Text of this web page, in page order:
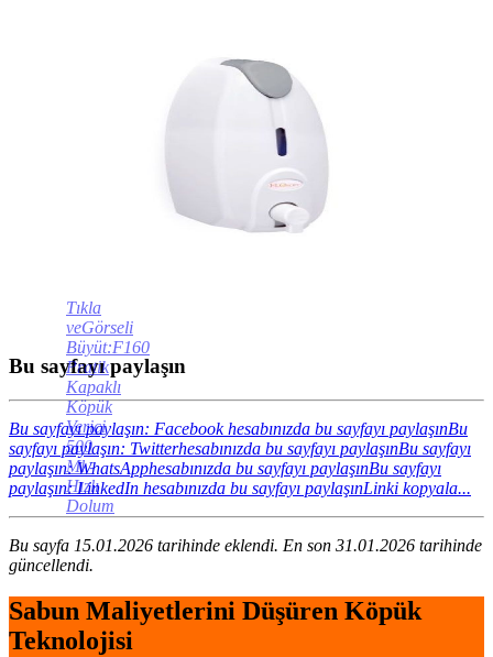
Tıkla
veGörseli
Büyüt:F160
Pratik
Kapaklı
Köpük
Verici
500
Ml -
Hızlı
Dolum
Bu sayfayı paylaşın
Bu sayfayı paylaşın: Facebook hesabınızda bu sayfayı paylaşınBu
sayfayı paylaşın: Twitterhesabınızda bu sayfayı paylaşınBu sayfayı
paylaşın: WhatsApphesabınızda bu sayfayı paylaşınBu sayfayı
paylaşın: LinkedIn hesabınızda bu sayfayı paylaşınLinki kopyala...
Bu sayfa 15.01.2026 tarihinde eklendi. En son 31.01.2026 tarihinde
güncellendi.
Sabun Maliyetlerini Düşüren Köpük
Teknolojisi